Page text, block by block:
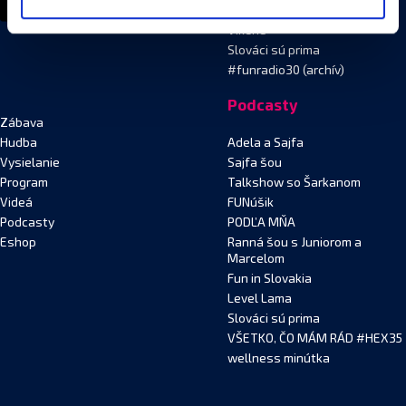
Víkend
Slováci sú prima
#funradio30 (archív)
Zábava
Hudba
Vysielanie
Program
Videá
Podcasty
Eshop
Podcasty
Adela a Sajfa
Sajfa šou
Talkshow so Šarkanom
FUNúšik
PODĽA MŇA
Ranná šou s Juniorom a
Marcelom
Fun in Slovakia
Level Lama
Slováci sú prima
VŠETKO, ČO MÁM RÁD #HEX35
wellness minútka